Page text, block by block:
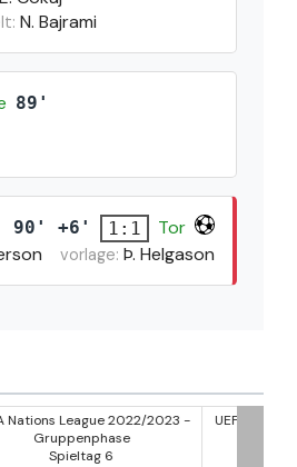
N. Bajrami
89'
90' +6' 1:1
Tor
vorlage: Þ. Helgason
2022/2023 -
UEFA Nations League 2022/